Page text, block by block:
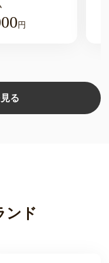
円
る
ンド